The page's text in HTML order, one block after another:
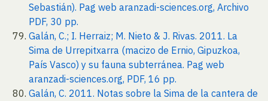
Sebastián). Pag web aranzadi-sciences.org, Archivo
PDF, 30 pp.
Galán, C.; I. Herraiz; M. Nieto & J. Rivas. 2011. La
Sima de Urrepitxarra (macizo de Ernio, Gipuzkoa,
País Vasco) y su fauna subterránea. Pag web
aranzadi-sciences.org, PDF, 16 pp.
Galán, C. 2011. Notas sobre la Sima de la cantera de